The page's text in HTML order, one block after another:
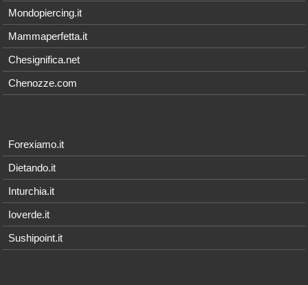
Mondopiercing.it
Mammaperfetta.it
Chesignifica.net
Chenozze.com
Forexiamo.it
Dietando.it
Inturchia.it
Ioverde.it
Sushipoint.it